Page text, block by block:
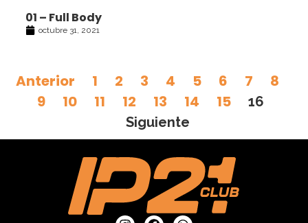
01 – Full Body
octubre 31, 2021
Anterior 1 2 3 4 5 6 7
8
9
10 11 12 13 14 15
16
Siguiente